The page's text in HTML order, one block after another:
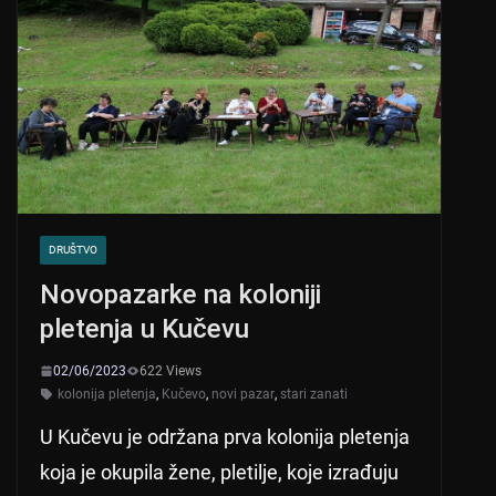
DRUŠTVO
Novopazarke na koloniji
pletenja u Kučevu
02/06/2023
622 Views
kolonija pletenja, Kučevo, novi pazar, stari zanati
U Kučevu je održana prva kolonija pletenja
koja je okupila žene, pletilje, koje izrađuju